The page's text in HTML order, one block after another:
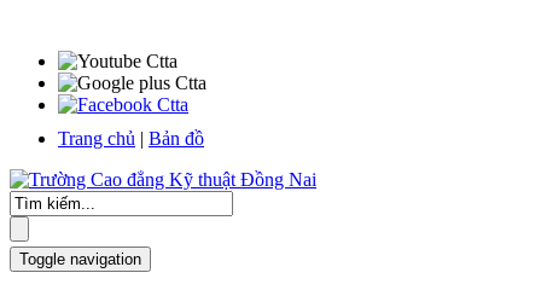
Trang chủ | Bản đồ
Toggle navigation